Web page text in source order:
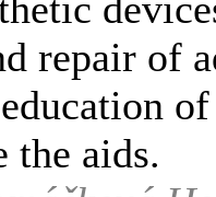
repair of
the aids.